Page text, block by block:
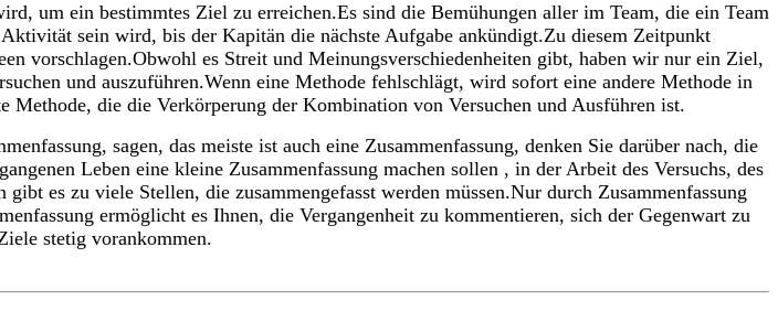
um ein bestimmtes Ziel zu erreichen.Es sind die Bemühungen aller im Team, die ein Team
sein wird, bis der Kapitän die nächste Aufgabe ankündigt.Zu diesem Zeitpunkt
vorschlagen.Obwohl es Streit und Meinungsverschiedenheiten gibt, haben wir nur ein Ziel,
und auszuführen.Wenn eine Methode fehlschlägt, wird sofort eine andere Methode in
die die Verkörperung der Kombination von Versuchen und Ausführen ist.
sagen, das meiste ist auch eine Zusammenfassung, denken Sie darüber nach, die
Leben eine kleine Zusammenfassung machen sollen , in der Arbeit des Versuchs, des
es zu viele Stellen, die zusammengefasst werden müssen.Nur durch Zusammenfassung
ermöglicht es Ihnen, die Vergangenheit zu kommentieren, sich der Gegenwart zu
stetig vorankommen.